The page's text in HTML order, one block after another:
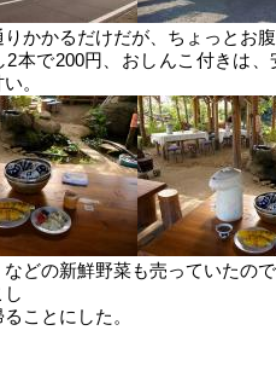
りかかるだけだが、ちょっとお
2本で200円、おしんこ付きは
。
などの新鮮野菜も売っていたの
ことにした。